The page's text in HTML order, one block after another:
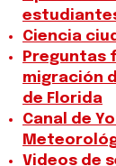
Ciencia
Preguntas
migración
de Florida
Canal de
Videos de